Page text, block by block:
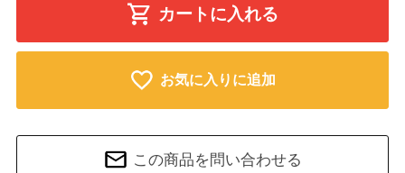
カートに入れる
お気に入りに追加
この商品を問い合わせる